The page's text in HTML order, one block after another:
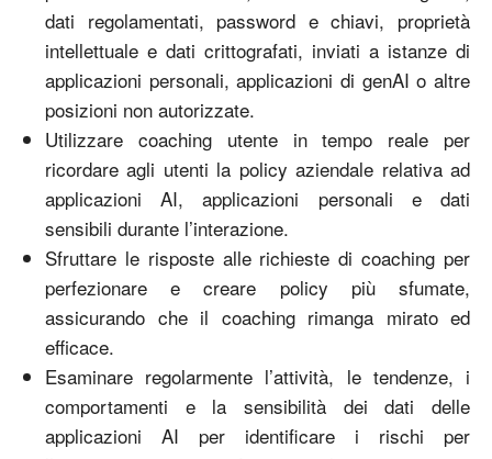
dati regolamentati, password e chiavi, proprietà
intellettuale e dati crittografati, inviati a istanze di
applicazioni personali, applicazioni di genAI o altre
posizioni non autorizzate.
Utilizzare coaching utente in tempo reale per
ricordare agli utenti la policy aziendale relativa ad
applicazioni AI, applicazioni personali e dati
sensibili durante l’interazione.
Sfruttare le risposte alle richieste di coaching per
perfezionare e creare policy più sfumate,
assicurando che il coaching rimanga mirato ed
efficace.
Esaminare regolarmente l’attività, le tendenze, i
comportamenti e la sensibilità dei dati delle
applicazioni AI per identificare i rischi per